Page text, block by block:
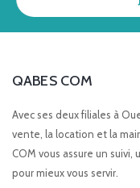
QABES COM
Avec ses deux filiales à
vente, la location et la
COM vous assure un
pour mieux vous servir.